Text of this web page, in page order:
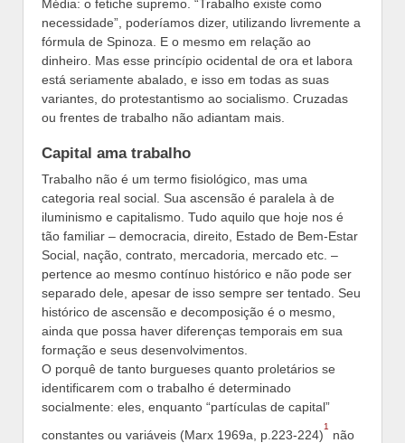
Média: o fetiche supremo. “Trabalho existe como
necessidade”, poderíamos dizer, utilizando livremente a
fórmula de Spinoza. E o mesmo em relação ao
dinheiro. Mas esse princípio ocidental de ora et labora
está seriamente abalado, e isso em todas as suas
variantes, do protestantismo ao socialismo. Cruzadas
ou frentes de trabalho não adiantam mais.
Capital ama trabalho
Trabalho não é um termo fisiológico, mas uma
categoria real social. Sua ascensão é paralela à de
iluminismo e capitalismo. Tudo aquilo que hoje nos é
tão familiar – democracia, direito, Estado de Bem-Estar
Social, nação, contrato, mercadoria, mercado etc. –
pertence ao mesmo contínuo histórico e não pode ser
separado dele, apesar de isso sempre ser tentado. Seu
histórico de ascensão e decomposição é o mesmo,
ainda que possa haver diferenças temporais em sua
formação e seus desenvolvimentos.
O porquê de tanto burgueses quanto proletários se
identificarem com o trabalho é determinado
socialmente: eles, enquanto “partículas de capital”
constantes ou variáveis (Marx 1969a, p.223-224)
1
não